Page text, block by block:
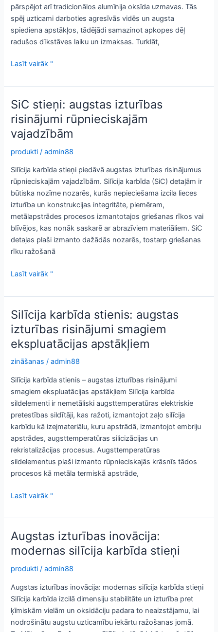
pārspējot arī tradicionālos alumīnija oksīda uzmavas. Tās
spēj uzticami darboties agresīvās vidēs un augsta
spiediena apstākļos, tādējādi samazinot apkopes dēļ
radušos dīkstāves laiku un izmaksas. Turklāt,
Uzlabota
ar
cirkona
apvalku
Lasīt vairāk "
SiC stieņi: augstas izturības
risinājumi rūpnieciskajām
vajadzībām
produkti /admin88
Silīcija karbīda stieņi piedāvā augstas izturības risinājumus
rūpnieciskajām vajadzībām. Silīcija karbīda (SiC) detaļām ir
būtiska nozīme nozarēs, kurās nepieciešama izcila lieces
izturība un konstrukcijas integritāte, piemēram,
metālapstrādes procesos izmantotajos griešanas rīkos vai
blīvējos, kas nonāk saskarē ar abrazīviem materiāliem. SiC
detaļas plaši izmanto dažādās nozarēs, tostarp griešanas
rīku ražošanā
SiC
augstas
izturības
risinājumi
rūpnieciskajām
vajadzībām
Lasīt vairāk "
Silīcija karbīda stienis: augstas
izturības risinājumi smagiem
ekspluatācijas apstākļiem
zināšanas /admin88
Silīcija karbīda stienis – augstas izturības risinājumi
smagiem ekspluatācijas apstākļiem Silīcija karbīda
sildelementi ir nemetāliski augsttemperatūras elektriskie
pretestības sildītāji, kas ražoti, izmantojot zaļo silīcija
karbīdu kā izejmateriālu, kuru apstrādā, izmantojot embriju
apstrādes, augsttemperatūras silicizācijas un
rekristalizācijas procesus. Augsttemperatūras
sildelementus plaši izmanto rūpnieciskajās krāsnīs tādos
procesos kā metāla termiskā apstrāde,
Silīcija
stienis:
augstas
izturības
risinājumi
smagiem
apstākļiem
Lasīt vairāk "
Augstas izturības inovācija:
modernas silīcija karbīda stieņi
produkti /admin88
Augstas izturības inovācija: modernas silīcija karbīda stieņi
Silīcija karbīda izcilā dimensiju stabilitāte un izturība pret
ķīmiskām vielām un oksidāciju padara to neaizstājamu, lai
nodrošinātu augstu uzticamību iekārtu ražošanas jomā.